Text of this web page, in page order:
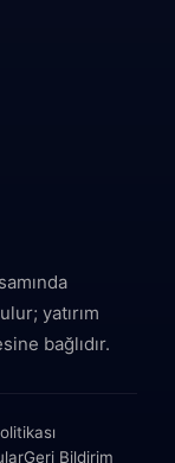
yatırım
bağlıdır.
Geri Bildirim